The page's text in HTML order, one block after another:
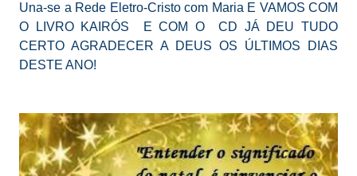
Una-se a Rede Eletro-Cristo com Maria E VAMOS COM
O LIVRO KAIRÓS E COM O CD JÁ DEU TUDO
CERTO AGRADECER A DEUS OS ÚLTIMOS DIAS
DESTE ANO!